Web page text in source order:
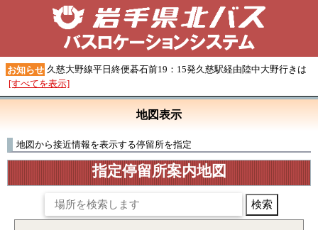
お知らせ 久慈大野線平日終便碁石前19：15発久慈駅経由陸中大野行きは
[すべてを表示]
地図表示
地図から接近情報を表示する停留所を指定
指定停留所案内地図